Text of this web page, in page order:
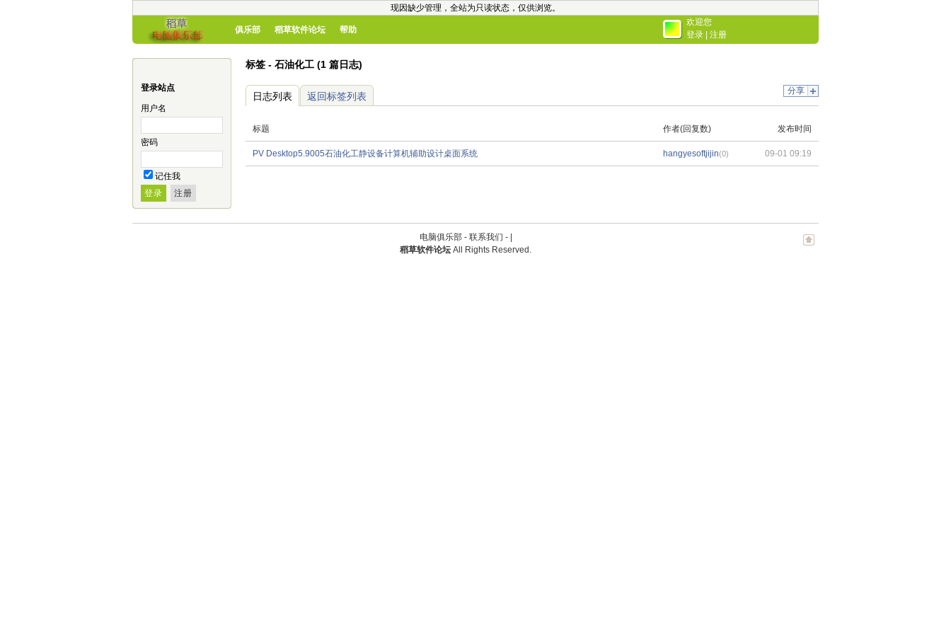
现因缺少管理，全站为只读状态，仅供浏览。
俱乐部 稻草软件论坛 帮助
欢迎您
登录
注册
登录站点
用户名
密码
记住我
标签 - 石油化工 (1 篇日志)
分享
日志列表 返回标签列表
标题 作者(回复数) 发布时间
PV Desktop5.9005石油化工静设备计算机辅助设计桌面系统 hangyesoftjijin(0) 09-01 09:19
电脑俱乐部 - 联系我们 -
稻草软件论坛 All Rights Reserved.